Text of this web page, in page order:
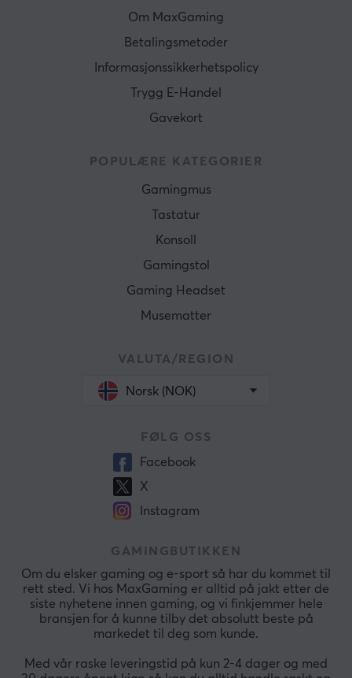
Om MaxGaming
Betalingsmetoder
Informasjonssikkerhetspolicy
Trygg E-Handel
Gavekort
POPULÆRE KATEGORIER
Gamingmus
Tastatur
Konsoll
Gamingstol
Gaming Headset
Musematter
VALUTA/REGION
Norsk (NOK)
FØLG OSS
Facebook
X
Instagram
GAMINGBUTIKKEN
Om du elsker gaming og e-sport så har du kommet til
rett sted. Vi hos MaxGaming er alltid på jakt etter de
siste nyhetene innen gaming, og vi finkjemmer hele
bransjen for å kunne tilby det absolutt beste på
markedet til deg som kunde.
Med vår raske leveringstid på kun 2-4 dager og med